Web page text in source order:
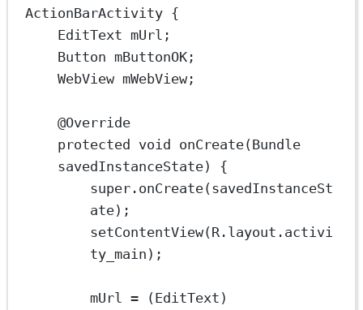
ActionBarActivity {
EditText mUrl;
Button mButtonOK;
WebView mWebView;
@Override
protected void onCreate
savedInstanceState) {
super . onCreate(savedInstanceSt
ate);
setContentView(R.layout.activi
ty_main);
mUrl =